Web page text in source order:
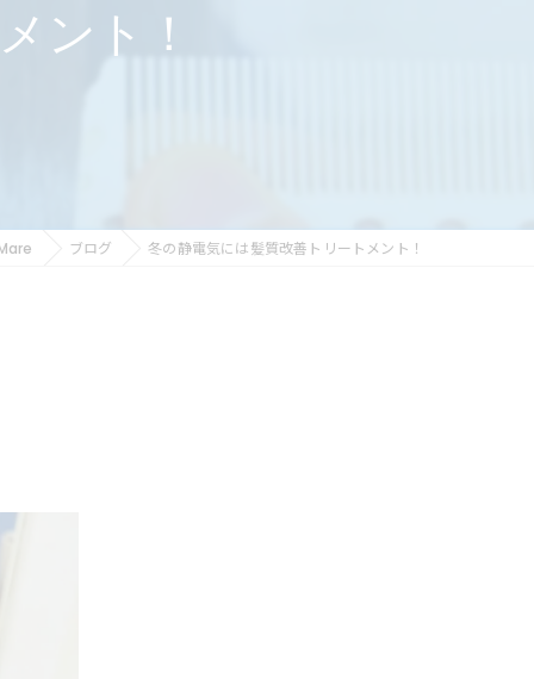
トリートメント
ント！
ブログ 冬の静電気には髪質改善トリートメント！